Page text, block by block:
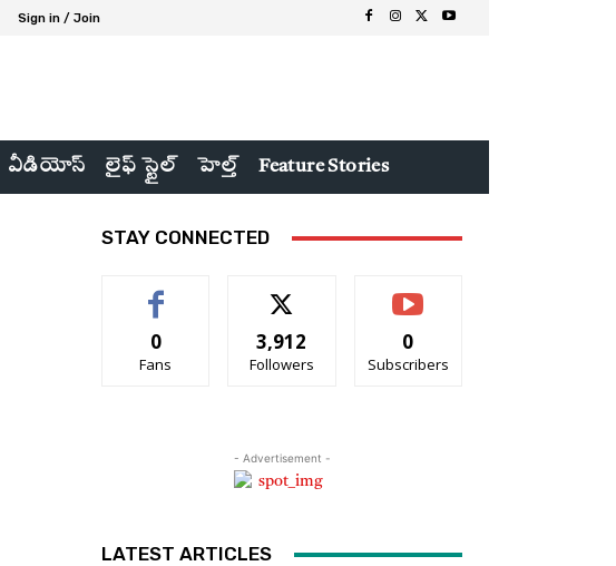
Sign in / Join
వీడియోస్ లైఫ్ స్టైల్ హెల్త్ Feature Stories
STAY CONNECTED
0
Fans
3,912
Followers
0
Subscribers
- Advertisement -
LATEST ARTICLES